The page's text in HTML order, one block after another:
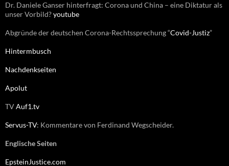
Dr. Daniele Ganser hinterfragt: Corona und China – eine Diktatur als
unser Vorbild?youtube
Abgründe der deutschen Corona-Rechtssprechung “Covid-Justiz”
Hintermbusch
Nachdenkseiten
Apolut
TVAuf1.tv
Servus-TV: Kommentare von Ferdinand Wegscheider.
Englische Seiten
EpsteinJustice.com